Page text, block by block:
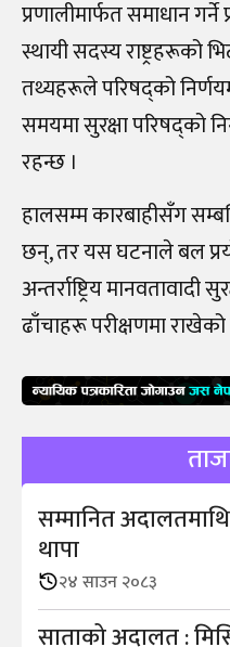
प्रणालीमार्फत समाधान
स्थायी सदस्य राष्ट्रहरूको
तथ्यहरूले परिषद्को
समयमा सुरक्षा परिषद्को
रहन्छ ।
हालसम्म कारबाहीसँग
छन्, तर यस घटनाले बल
अन्तर्राष्ट्रिय
ढाँचाहरू परीक्षणमा
सम्मानित
थापा
२४ साउन २०८३
साताको अदालत :